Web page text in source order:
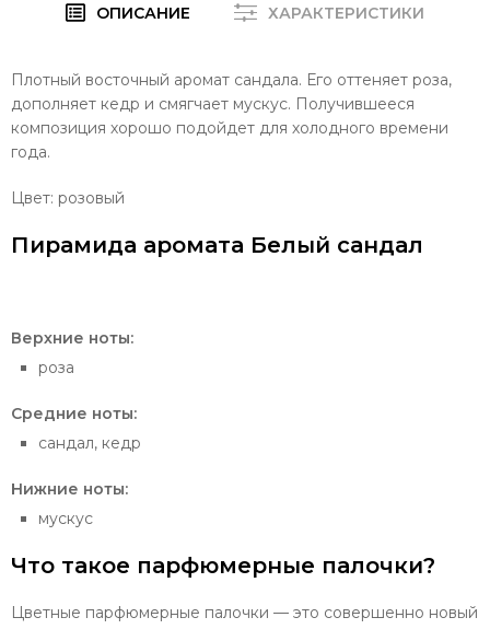
ОПИСАНИЕ ХАРАКТЕРИСТИКИ
Плотный восточный аромат сандала. Его оттеняет роза,
дополняет кедр и смягчает мускус. Получившееся
композиция хорошо подойдет для холодного времени
года.
Цвет: розовый
Пирамида аромата Белый сандал
Верхние ноты:
роза
Средние ноты:
сандал, кедр
Нижние ноты:
мускус
Что такое парфюмерные палочки?
Цветные парфюмерные палочки — это совершенно новый